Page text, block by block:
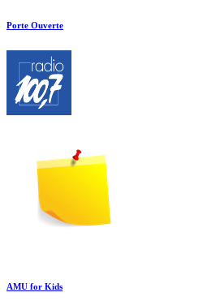
Porte Ouverte
AMU for Kids